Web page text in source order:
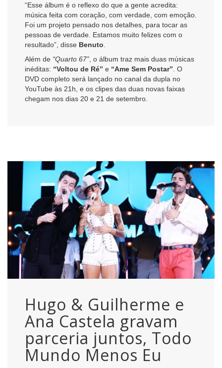
“Esse álbum é o reflexo do que a gente acredita:
música feita com coração, com verdade, com emoção.
Foi um projeto pensado nos detalhes, para tocar as
pessoas de verdade. Estamos muito felizes com o
resultado”, disse Benuto
Além de “Quarto 67” , o álbum traz mais duas músicas
inéditas: “Voltou de Ré” e “Ame Sem Postar” . O
DVD completo será lançado no canal da dupla no
YouTube às 21h, e os clipes das duas novas faixas
chegam nos dias 20 e 21 de setembro.
Hugo & Guilherme e
Ana Castela gravam
parceria juntos, Todo
Mundo Menos Eu